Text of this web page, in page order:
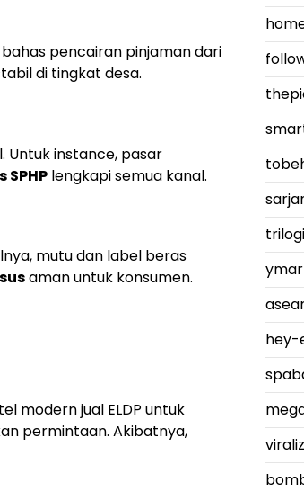
pencairan pinjaman dari
di tingkat desa.
Untuk instance, pasar
SPHP lengkapi semua kanal.
mutu dan label beras
aman untuk konsumen.
modern jual ELDP untuk
permintaan. Akibatnya,
hey-